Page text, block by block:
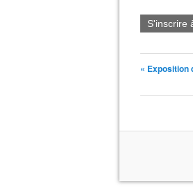
S'inscrire
« Exposition